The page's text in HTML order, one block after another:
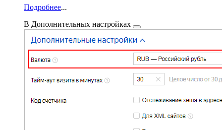
Подробнее...
В Дополнительных настройках